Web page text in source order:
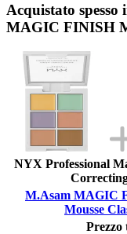
Acquistato
MAGIC FINISH
NYX Professional
M.Asam MAGIC
Mousse
Prezzo